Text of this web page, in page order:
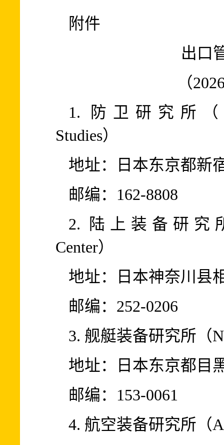
附件
出口
（
1. 防卫研究所（
Studies）
地址：日本东京都新
邮编：162-8808
2. 陆上装备研究所
Center）
地址：日本神奈川县
邮编：252-0206
3. 舰艇装备研究所（
地址：日本东京都目
邮编：153-0061
4. 航空装备研究所（